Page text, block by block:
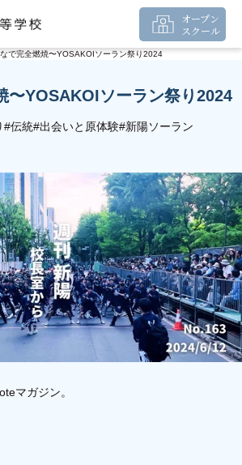
オープン
スクール
で完全燃焼〜YOSAKOIソーラン祭り2024
〜YOSAKOIソーラン祭り2024
#伝統#出会いと原体験#新陽ソーラン
マガジン。